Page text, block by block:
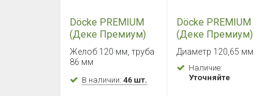
Döcke PREMIUM
(Деке Премиум)
Воронка Графит
Желоб 120 мм, труба
86 мм
В наличии: 46 шт.
Döcke PREMIUM
(Деке Премиум)
Желоб 1500 мм
Графит
Диаметр 120,65 мм
Наличие:
Уточняйте